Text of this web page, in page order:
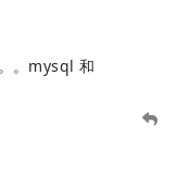
。mysql 和